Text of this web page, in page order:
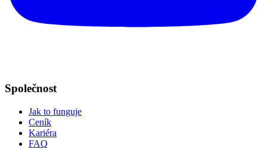
Společnost
Jak to funguje
Ceník
Kariéra
FAQ